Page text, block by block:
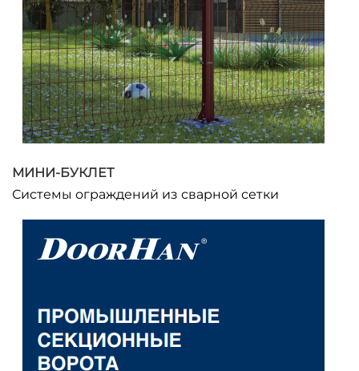
МИНИ-БУКЛЕТ
Системы ограждений из сварной сетки